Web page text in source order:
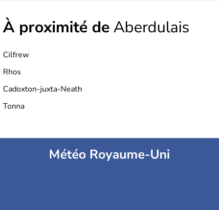
À proximité deAberdulais
Cilfrew
Rhos
Cadoxton-juxta-Neath
Tonna
Météo Royaume-Uni